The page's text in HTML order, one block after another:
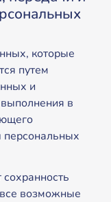
которые
путем
и
в
персональных
возможные